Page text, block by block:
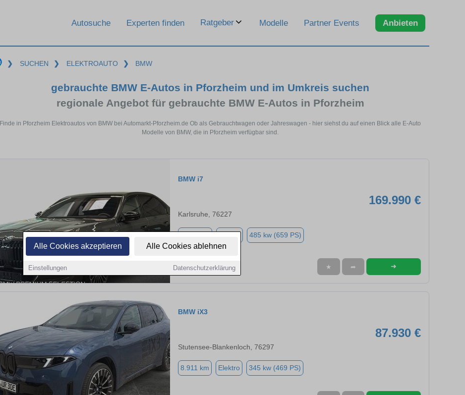
Alle Cookies akzeptieren Alle Cookies ablehnen
Einstellungen Datenschutzerklärung
Autosuche Experten finden Ratgeber Modelle Partner Events Anbieten
❯ SUCHEN ❯ ELEKTROAUTO ❯ BMW
gebrauchte BMW E-Autos in Pforzheim und im Umkreis suchen
regionale Angebot für gebrauchte BMW E-Autos in Pforzheim
Finde in Pforzheim Elektroautos von BMW bei Automarkt-Pforzheim.de Ob als Gebrauchtwagen oder Jahreswagen - hier siehst du auf einen Blick alle E-Auto
Modelle von BMW, die in Pforzheim verfügbar sind.
BMW i7
169.990 €
Karlsruhe, 76227
Elektro 485 kw (659 PS)
★ ➦ ➜
BMW iX3
87.930 €
Stutensee-Blankenloch, 76297
8.911 km Elektro 345 kw (469 PS)